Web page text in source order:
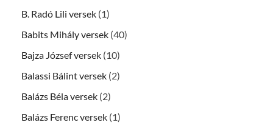
B. Radó Lili versek (1)
Babits Mihály versek (40)
Bajza József versek (10)
Balassi Bálint versek (2)
Balázs Béla versek (2)
Balázs Ferenc versek (1)